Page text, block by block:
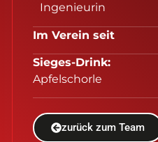
Ingenieurin
Im Verein seit
Sieges-Drink:
Apfelschorle
zurück zum Team